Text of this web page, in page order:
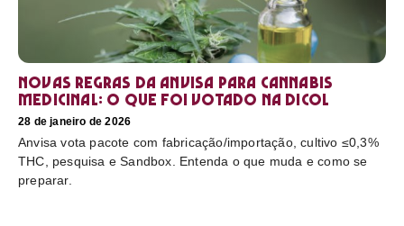
Novas regras da Anvisa para cannabis
medicinal: o que foi votado na Dicol
28 de janeiro de 2026
Anvisa vota pacote com fabricação/importação, cultivo ≤0,3%
THC, pesquisa e Sandbox. Entenda o que muda e como se
preparar.